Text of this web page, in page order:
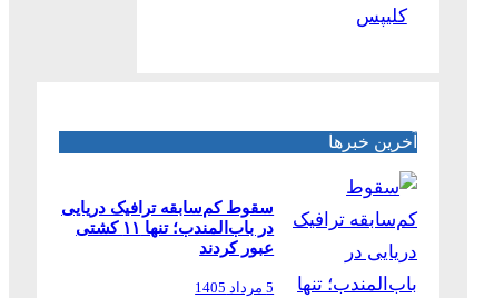
کلیپس
آخرین خبرها
سقوط کم‌سابقه ترافیک دریایی
در باب‌المندب؛ تنها ۱۱ کشتی
عبور کردند
5 مرداد 1405